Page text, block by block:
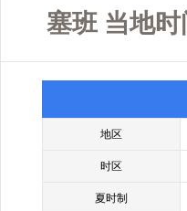
塞班 当地时
地区
时区
夏时制